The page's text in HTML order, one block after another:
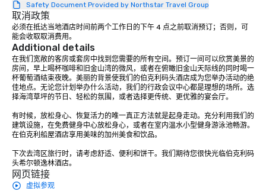
entertainment, and virtual team
connections. We handle everything
from ingredient sourcing to
instruction, making your event
planning seamless.
Safety Document Provided by Northstar Travel Group
取消政策
必须在抵达当地酒店时间前两个工作日的下午 4 点之前取消预订；否则，可
能会收取取消费用。
Additional details
在我们宽敞的客房或套房中找到您需要的所有空间。预订一间可以欣赏美景的
房间，早上喝杯咖啡和旧金山湾的微风，或者在俯瞰旧金山天际线的同时喝一
杯葡萄酒结束夜晚。美丽的背景使我们的伯克利码头酒店成为您举办活动的绝
佳地点。无论您计划举办什么活动，我们的行政会议中心都是理想的场所。选
择海湾草坪的节日、轻松的氛围，或者选择更传统、更优雅的宴会厅。
有时候，放松身心、恢复活力的唯一真正方法就是起身走动。充分利用我们的
建筑设施，在免费健身中心放松身心，或者在室内温水小型健身游泳池畅游。
在伯克利船屋酒店享用美味的加州美食和饮品。
下次去湾区旅行时，请考虑舒适、便利和饼干。我们期待您很快光临伯克利码
头希尔顿逸林酒店。
网页链接
虚拟参观